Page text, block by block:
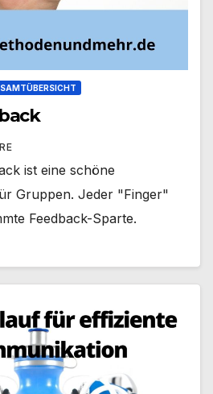
ist eine schöne
Gruppen. Jeder "Finger"
Feedback-Sparte.